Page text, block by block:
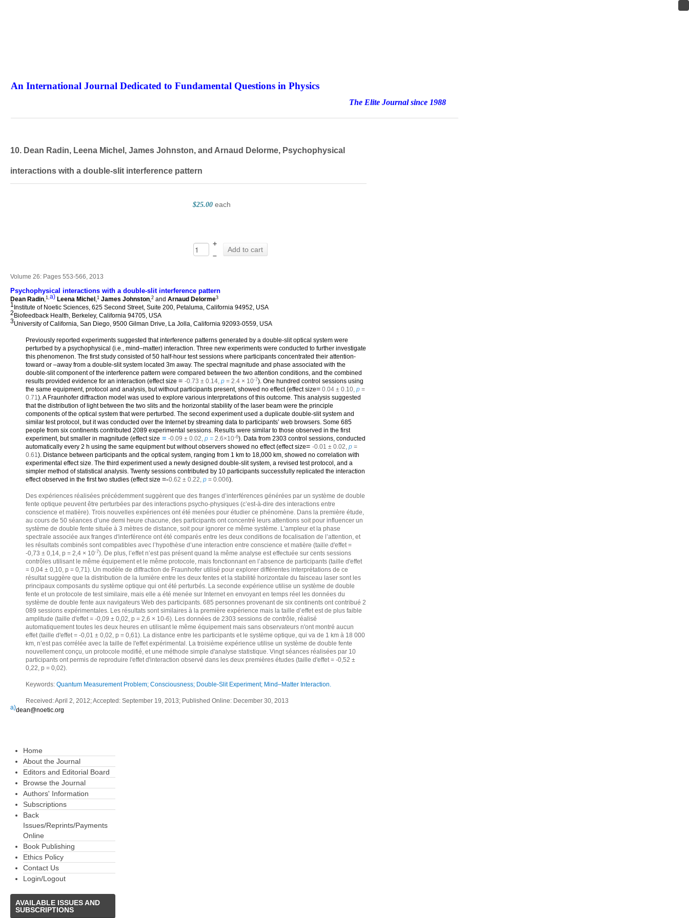
An International Journal Dedicated to Fundamental Questions in Physics
The Elite Journal since 1988
10. Dean Radin, Leena Michel, James Johnston, and Arnaud Delorme, Psychophysical
interactions with a double-slit interference pattern
$25.00 each
+
Add to cart
–
Volume 26: Pages 553-566, 2013
Psychophysical interactions with a double-slit interference pattern
Dean Radin,1, a) Leena Michel ,1 James Johnston,2 and Arnaud Delorme3
1 Institute of Noetic Sciences, 625 Second Street, Suite 200, Petaluma, California 94952, USA
2 Biofeedback Health, Berkeley, California 94705, USA
3University of California, San Diego, 9500 Gilman Drive, La Jolla, California 92093-0559, USA
Previously reported experiments suggested that interference patterns generated by a double-slit optical system were
perturbed by a psychophysical (i.e., mind–matter) interaction. Three new experiments were conducted to further investigate
this phenomenon. The first study consisted of 50 half-hour test sessions where participants concentrated their attention-
toward or –away from a double-slit system located 3m away. The spectral magnitude and phase associated with the
double-slit component of the interference pattern were compared between the two attention conditions, and the combined
results provided evidence for an interaction (effect size = -0.73 ± 0.14, p = 2.4 × 10-7). One hundred control sessions using
the same equipment, protocol and analysis, but without participants present, showed no effect (effect size= 0.04 ± 0.10, p =
0.71). A Fraunhofer diffraction model was used to explore various interpretations of this outcome. This analysis suggested
that the distribution of light between the two slits and the horizontal stability of the laser beam were the principle
components of the optical system that were perturbed. The second experiment used a duplicate double-slit system and
similar test protocol, but it was conducted over the Internet by streaming data to participants’ web browsers. Some 685
people from six continents contributed 2089 experimental sessions. Results were similar to those observed in the first
experiment, but smaller in magnitude (effect size = -0.09 ± 0.02, p = 2.6×10-6). Data from 2303 control sessions, conducted
automatically every 2 h using the same equipment but without observers showed no effect (effect size= -0.01 ± 0.02, p =
0.61). Distance between participants and the optical system, ranging from 1 km to 18,000 km, showed no correlation with
experimental effect size. The third experiment used a newly designed double-slit system, a revised test protocol, and a
simpler method of statistical analysis. Twenty sessions contributed by 10 participants successfully replicated the interaction
effect observed in the first two studies (effect size =-0.62 ± 0.22, p = 0.006).
Des expériences réalisées précédemment suggèrent que des franges d’interférences générées par un système de double
fente optique peuvent être perturbées par des interactions psycho-physiques (c’est-à-dire des interactions entre
conscience et matière). Trois nouvelles expériences ont été menées pour étudier ce phénomène. Dans la première étude,
au cours de 50 séances d’une demi heure chacune, des participants ont concentré leurs attentions soit pour influencer un
système de double fente située à 3 mètres de distance, soit pour ignorer ce même système. L'ampleur et la phase
spectrale associée aux franges d'interférence ont été comparés entre les deux conditions de focalisation de l’attention, et
les résultats combinés sont compatibles avec l’hypothèse d’une interaction entre conscience et matière (taille d'effet =
-0,73 ± 0,14, p = 2,4 × 10-7). De plus, l’effet n’est pas présent quand la même analyse est effectuée sur cents sessions
contrôles utilisant le même équipement et le même protocole, mais fonctionnant en l’absence de participants (taille d'effet
= 0,04 ± 0,10, p = 0,71). Un modèle de diffraction de Fraunhofer utilisé pour explorer différentes interprétations de ce
résultat suggère que la distribution de la lumière entre les deux fentes et la stabilité horizontale du faisceau laser sont les
principaux composants du système optique qui ont été perturbés. La seconde expérience utilise un système de double
fente et un protocole de test similaire, mais elle a été menée sur Internet en envoyant en temps réel les données du
système de double fente aux navigateurs Web des participants. 685 personnes provenant de six continents ont contribué 2
089 sessions expérimentales. Les résultats sont similaires à la première expérience mais la taille d’effet est de plus faible
amplitude (taille d'effet = -0,09 ± 0,02, p = 2,6 × 10-6). Les données de 2303 sessions de contrôle, réalisé
automatiquement toutes les deux heures en utilisant le même équipement mais sans observateurs n'ont montré aucun
effet (taille d'effet = -0,01 ± 0,02, p = 0,61). La distance entre les participants et le système optique, qui va de 1 km à 18 000
km, n’est pas corrélée avec la taille de l'effet expérimental. La troisième expérience utilise un système de double fente
nouvellement conçu, un protocole modifié, et une méthode simple d'analyse statistique. Vingt séances réalisées par 10
participants ont permis de reproduire l'effet d'interaction observé dans les deux premières études (taille d'effet = -0,52 ±
0,22, p = 0,02).
Keywords: Quantum Measurement Problem; Consciousness; Double-Slit Experiment; Mind–Matter Interaction.
Received: April 2, 2012; Accepted: September 19, 2013; Published Online: December 30, 2013
a)dean@noetic.org
Home
About the Journal
Editors and Editorial Board
Browse the Journal
Authors' Information
Subscriptions
Back
Issues/Reprints/Payments
Online
Book Publishing
Ethics Policy
Contact Us
Login/Logout
AVAILABLE ISSUES AND
SUBSCRIPTIONS